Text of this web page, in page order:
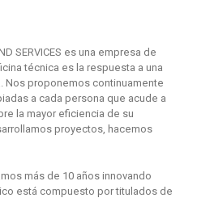
SERVICES es una empresa de
técnica es la respuesta a una
Nos proponemos continuamente
a cada persona que acude a
la mayor eficiencia de su
proyectos, hacemos
más de 10 años innovando
está compuesto por titulados de